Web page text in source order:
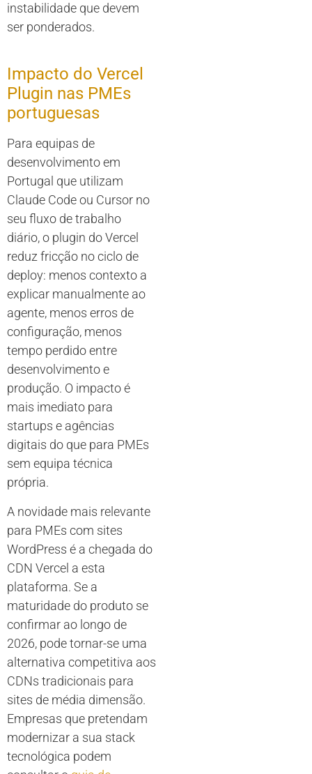
instabilidade que devem
ser ponderados.
Impacto do Vercel
Plugin nas PMEs
portuguesas
Para equipas de
desenvolvimento em
Portugal que utilizam
Claude Code ou Cursor no
seu fluxo de trabalho
diário, o plugin do Vercel
reduz fricção no ciclo de
deploy: menos contexto a
explicar manualmente ao
agente, menos erros de
configuração, menos
tempo perdido entre
desenvolvimento e
produção. O impacto é
mais imediato para
startups e agências
digitais do que para PMEs
sem equipa técnica
própria.
A novidade mais relevante
para PMEs com sites
WordPress é a chegada do
CDN Vercel a esta
plataforma. Se a
maturidade do produto se
confirmar ao longo de
2026, pode tornar-se uma
alternativa competitiva aos
CDNs tradicionais para
sites de média dimensão.
Empresas que pretendam
modernizar a sua stack
tecnológica podem